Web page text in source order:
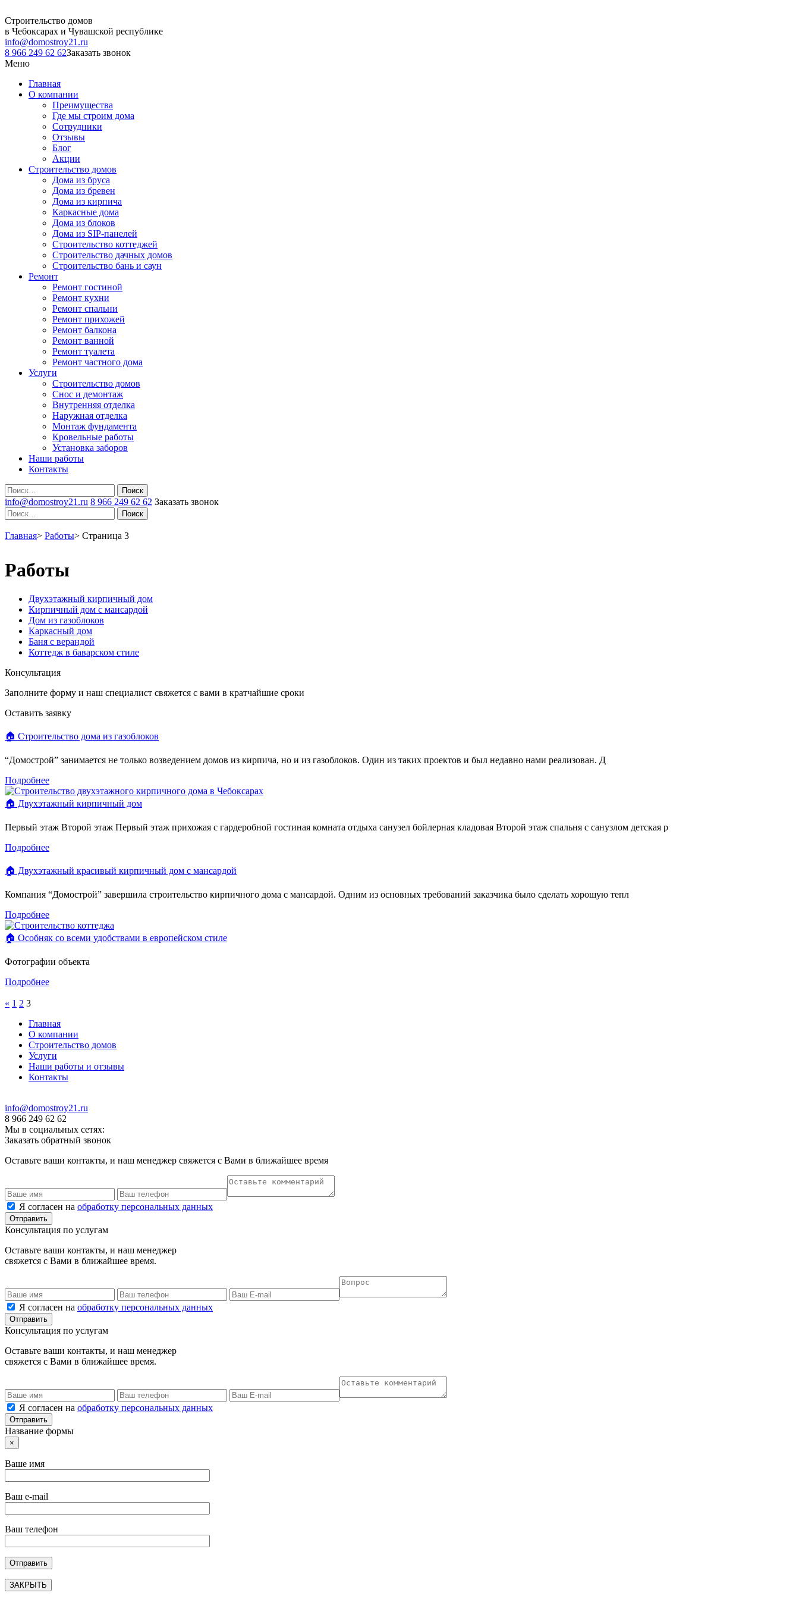
Строительство домов
в Чебоксарах и Чувашской республике
info@domostroy21.ru
8 966 249 62 62Заказать звонок
Меню
Главная
О компании
Преимущества
Где мы строим дома
Сотрудники
Отзывы
Блог
Акции
Строительство домов
Дома из бруса
Дома из бревен
Дома из кирпича
Каркасные дома
Дома из блоков
Дома из SIP-панелей
Строительство коттеджей
Строительство дачных домов
Строительство бань и саун
Ремонт
Ремонт гостиной
Ремонт кухни
Ремонт спальни
Ремонт прихожей
Ремонт балкона
Ремонт ванной
Ремонт туалета
Ремонт частного дома
Услуги
Строительство домов
Снос и демонтаж
Внутренняя отделка
Наружная отделка
Монтаж фундамента
Кровельные работы
Установка заборов
Наши работы
Контакты
Поиск
info@domostroy21.ru 8 966 249 62 62 Заказать звонок
Поиск
Главная> Работы> Страница 3
Работы
Двухэтажный кирпичный дом
Кирпичный дом с мансардой
Дом из газоблоков
Каркасный дом
Баня с верандой
Коттедж в баварском стиле
Консультация
Заполните форму и наш специалист свяжется с вами в кратчайшие сроки
Оставить заявку
🏠 Строительство дома из газоблоков
“Домострой” занимается не только возведением домов из кирпича, но и из газоблоков. Один из таких проектов и был недавно нами реализован. Д
Подробнее
🏠 Двухэтажный кирпичный дом
Первый этаж Второй этаж Первый этаж прихожая с гардеробной гостиная комната отдыха санузел бойлерная кладовая Второй этаж спальня с санузлом детская р
Подробнее
🏠 Двухэтажный красивый кирпичный дом с мансардой
Компания “Домострой” завершила строительство кирпичного дома с мансардой. Одним из основных требований заказчика было сделать хорошую тепл
Подробнее
🏠 Особняк со всеми удобствами в европейском стиле
Фотографии объекта
Подробнее
« 1 2 3
Главная
О компании
Строительство домов
Услуги
Наши работы и отзывы
Контакты
info@domostroy21.ru
8 966 249 62 62
Мы в социальных сетях:
Заказать обратный звонок
Оставьте ваши контакты, и наш менеджер свяжется с Вами в ближайшее время
Я согласен на обработку персональных данных
Консультация по услугам
Оставьте ваши контакты, и наш менеджер
свяжется с Вами в ближайшее время.
Я согласен на обработку персональных данных
Консультация по услугам
Оставьте ваши контакты, и наш менеджер
свяжется с Вами в ближайшее время.
Я согласен на обработку персональных данных
Название формы
×
Ваше имя
Ваш e-mail
Ваш телефон
ЗАКРЫТЬ